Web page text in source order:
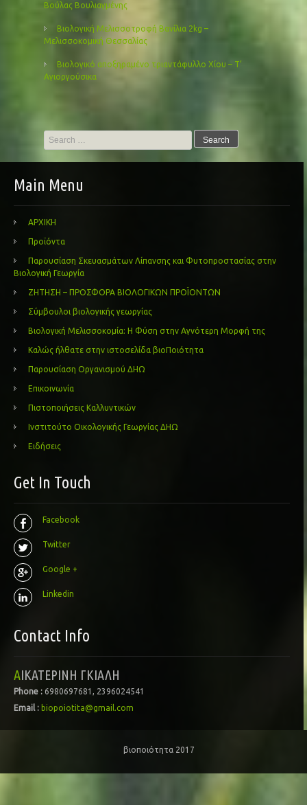
Βούλας Βουλιαγμένης
Βιολογική Μελισσοτροφή Βανίλια 2kg –
Μελισσοκομική Θεσσαλίας
Βιολογικό αποξηραμένο τριαντάφυλλο Χίου – Τ’
Αγιοργούσικα
Search
for:
Main Menu
ΑΡΧΙΚΗ
Προϊόντα
Παρουσίαση Σκευασμάτων Λίπανσης και Φυτοπροστασίας στην
Βιολογική Γεωργία
ΖΗΤΗΣΗ – ΠΡΟΣΦΟΡΑ ΒΙΟΛΟΓΙΚΩΝ ΠΡΟΪΟΝΤΩΝ
Σύμβουλοι βιολογικής γεωργίας
Βιολογική Μελισσοκομία: Η Φύση στην Αγνότερη Μορφή της
Καλώς ήλθατε στην ιστοσελίδα βιοΠοιότητα
Παρουσίαση Οργανισμού ΔΗΩ
Επικοινωνία
Πιστοποιήσεις Καλλυντικών
Ινστιτούτο Οικολογικής Γεωργίας ΔΗΩ
Ειδήσεις
Get In Touch
Facebook
Twitter
Google +
Linkedin
Contact Info
ΑΙΚΑΤΕΡΙΝΗ ΓΚΙΑΛΗ
Phone : 6980697681, 2396024541
Email : biopoiotita@gmail.com
βιοποιότητα 2017